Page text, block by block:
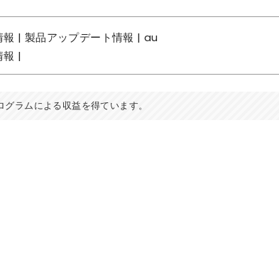
| 製品アップデート情報 | au
報 |
ラムによる収益を得ています。